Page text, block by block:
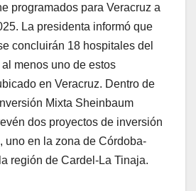
programados para Veracruz a
La presidenta informó que
concluirán 18 hospitales del
al menos uno de estos
en Veracruz. Dentro de
Mixta Sheinbaum
dos proyectos de inversión
uno en la zona de Córdoba-
región de Cardel-La Tinaja.